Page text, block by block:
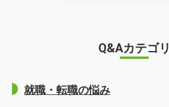
Q&Aカテゴリ
就職・転職の悩み